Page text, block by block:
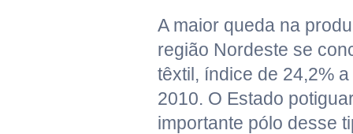
A maior queda na
região Nordeste se
têxtil, índice de 24,2%
2010. O Estado
importante pólo desse